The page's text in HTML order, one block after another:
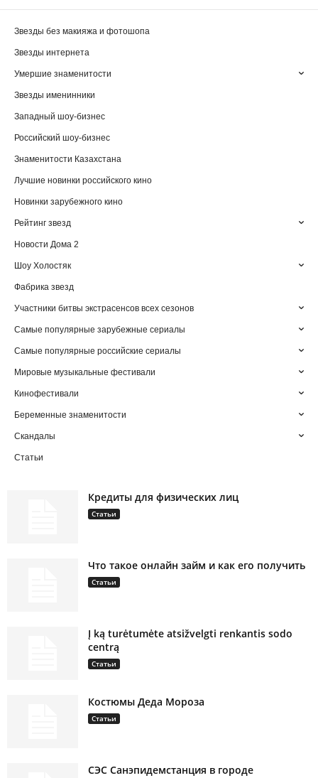
Звезды без макияжа и фотошопа
Звезды интернета
Умершие знаменитости
Звезды именинники
Западный шоу-бизнес
Российский шоу-бизнес
Знаменитости Казахстана
Лучшие новинки российского кино
Новинки зарубежного кино
Рейтинг звезд
Новости Дома 2
Шоу Холостяк
Фабрика звезд
Участники битвы экстрасенсов всех сезонов
Самые популярные зарубежные сериалы
Самые популярные российские сериалы
Мировые музыкальные фестивали
Кинофестивали
Беременные знаменитости
Скандалы
Статьи
Кредиты для физических лиц
Статьи
Что такое онлайн займ и как его получить
Статьи
Į ką turėtumėte atsižvelgti renkantis sodo
centrą
Статьи
Костюмы Деда Мороза
Статьи
СЭС Санэпидемстанция в городе